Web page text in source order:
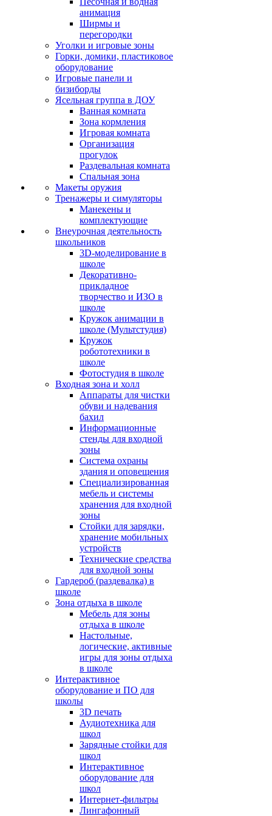
анимация
Ширмы и
перегородки
Уголки и игровые зоны
Горки, домики, пластиковое
оборудование
Игровые панели и
бизиборды
Ясельная группа в ДОУ
Ванная комната
Зона кормления
Игровая комната
Организация
прогулок
Раздевальная комната
Спальная зона
Макеты оружия
Тренажеры и симуляторы
Манекены и
комплектующие
Внеурочная деятельность
школьников
3D-моделирование в
школе
Декоративно-
прикладное
творчество и ИЗО в
школе
Кружок анимации в
школе (Мультстудия)
Кружок
робототехники в
школе
Фотостудия в школе
Входная зона и холл
Аппараты для чистки
обуви и надевания
бахил
Информационные
стенды для входной
зоны
Система охраны
здания и оповещения
Специализированная
мебель и системы
хранения для входной
зоны
Стойки для зарядки,
хранение мобильных
устройств
Технические средства
для входной зоны
Гардероб (раздевалка) в
школе
Зона отдыха в школе
Мебель для зоны
отдыха в школе
Настольные,
логические, активные
игры для зоны отдыха
в школе
Интерактивное
оборудование и ПО для
школы
3D печать
Аудиотехника для
школ
Зарядные стойки для
школ
Интерактивное
оборудование для
школ
Интернет-фильтры
Лингафонный